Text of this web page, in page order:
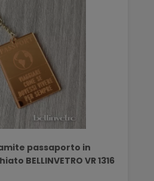
passaporto in
BELLINVETRO VR 1316